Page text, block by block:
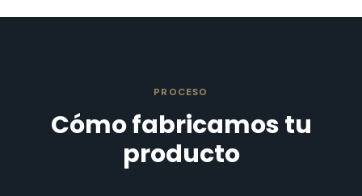
PROCESO
Cómo fabricamos tu
producto